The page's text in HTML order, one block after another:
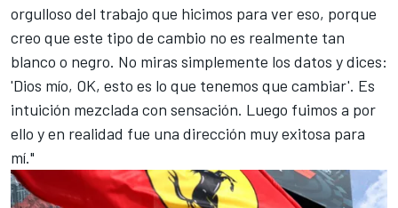
orgulloso del trabajo que hicimos para ver eso, porque
creo que este tipo de cambio no es realmente tan
blanco o negro. No miras simplemente los datos y dices:
'Dios mío, OK, esto es lo que tenemos que cambiar'. Es
intuición mezclada con sensación. Luego fuimos a por
ello y en realidad fue una dirección muy exitosa para
mí."